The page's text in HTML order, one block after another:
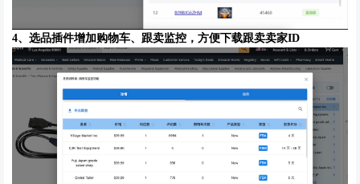
4、 选品插件增加购物车、跟卖监控，方便下载跟卖卖家ID